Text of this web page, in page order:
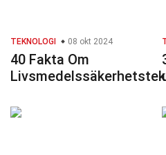
TEKNOLOGI 08 okt 2024
40 Fakta Om